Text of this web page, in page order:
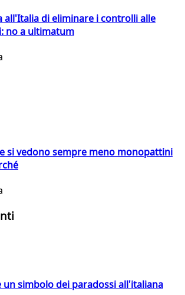
all'Italia di eliminare i controlli alle
no a ultimatum
si vedono sempre meno monopattini
un simbolo dei paradossi all'italiana